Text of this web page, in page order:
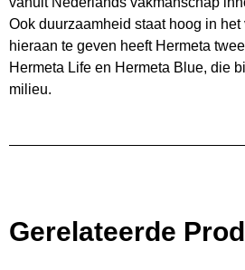
Ook duurzaamheid staat hoog in
hieraan te geven heeft Hermeta
Hermeta Life en Hermeta Blue, die
milieu.
Gerelateerde